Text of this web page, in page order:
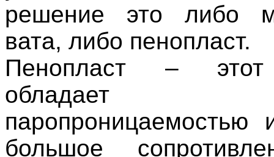
решение это либо
вата, либо пенопласт.
Пенопласт – этот
обладает
паропроницаемостью
большое